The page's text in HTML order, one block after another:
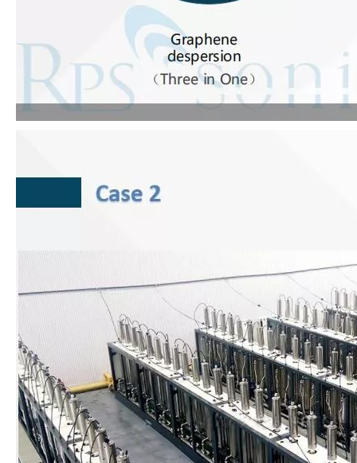
¿Qué es la tecnología de desgasificación de lodos de baterías ultrasónicas?
Actualmente, la investigación sobre la extracción de antioxidantes y